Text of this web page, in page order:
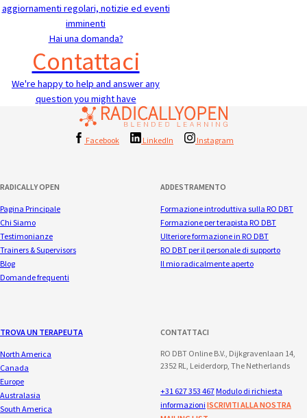
aggiornamenti regolari, notizie ed eventi
imminenti
Hai una domanda?
Contattaci
We're happy to help and answer any
question you might have
Facebook LinkedIn Instagram
RADICALLY OPEN
Pagina Principale
Chi Siamo
Testimonianze
Trainers & Supervisors
Blog
Domande frequenti
ADDESTRAMENTO
Formazione introduttiva sulla RO DBT
Formazione per terapista RO DBT
Ulteriore formazione in RO DBT
RO DBT per il personale di supporto
Il mio radicalmente aperto
TROVA UN TERAPEUTA
North America
Canada
Europe
Australasia
South America
CONTATTACI
RO DBT Online B.V., Dijkgravenlaan 14,
2352 RL, Leiderdorp, The Netherlands
+31 627 353 467 Modulo di richiesta
informazioni ISCRIVITI ALLA NOSTRA